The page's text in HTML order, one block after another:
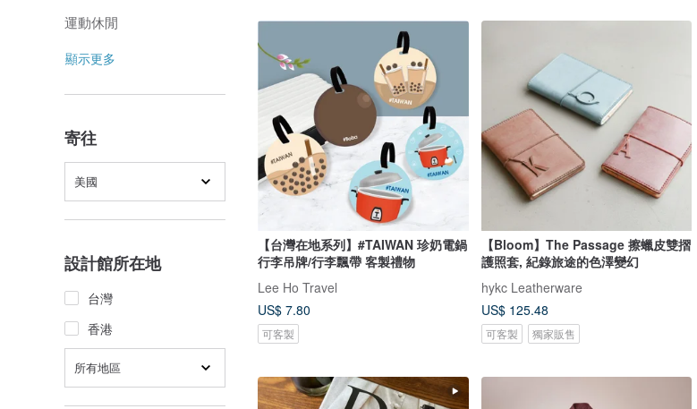
運動休閒
顯示更多
寄往
美國
設計館所在地
台灣
香港
所有地區
【台灣在地系列】#TAIWAN 珍奶電鍋
行李吊牌/行李飄帶 客製禮物
Lee Ho Travel
US$ 7.80
可客製
【Bloom】The Passage 擦蠟皮雙摺
護照套, 紀錄旅途的色澤變幻
hykc Leatherware
US$ 125.48
可客製 獨家販售